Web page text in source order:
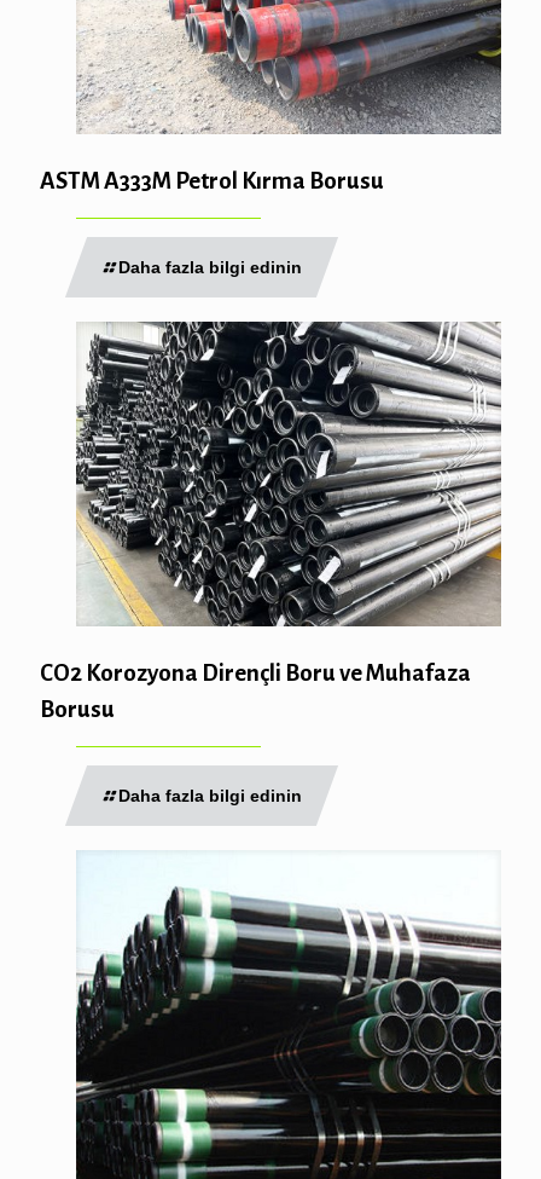
ASTM A333M Petrol Kırma Borusu
Daha fazla bilgi edinin
CO2 Korozyona Dirençli Boru ve Muhafaza
Borusu
Daha fazla bilgi edinin